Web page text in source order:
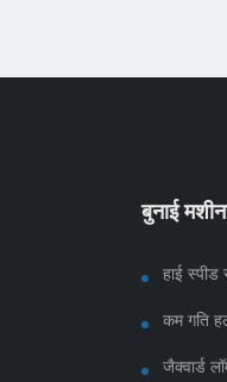
बुनाई
हाई स्पीड
कम गति
जैक्वार्ड